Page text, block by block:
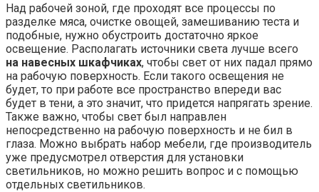
Над рабочей зоной, где проходят все процессы по
разделке мяса, очистке овощей, замешиванию теста и
подобные, нужно обустроить достаточно яркое
освещение. Располагать источники света лучше всего
на навесных шкафчиках, чтобы свет от них падал прямо
на рабочую поверхность. Если такого освещения не
будет, то при работе все пространство впереди вас
будет в тени, а это значит, что придется напрягать зрение.
Также важно, чтобы свет был направлен
непосредственно на рабочую поверхность и не бил в
глаза. Можно выбрать набор мебели, где производитель
уже предусмотрел отверстия для установки
светильников, но можно решить вопрос и с помощью
отдельных светильников.